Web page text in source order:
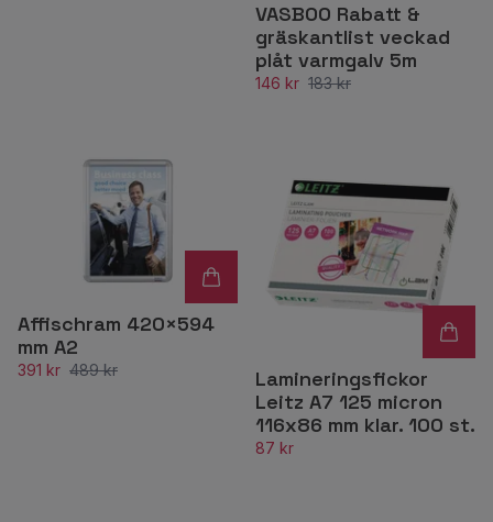
VASBOO Rabatt &
gräskantlist veckad
plåt varmgalv 5m
146 kr 183 kr
Affischram 420×594
mm A2
391 kr 489 kr
Lamineringsfickor
Leitz A7 125 micron
116x86 mm klar. 100 st.
87 kr